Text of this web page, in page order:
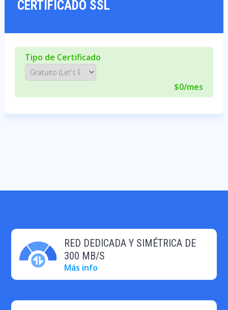
CERTIFICADO SSL
Tipo de Certificado
$0/mes
RED DEDICADA Y SIMÉTRICA DE
300 MB/S
Más info